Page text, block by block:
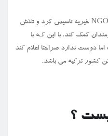
NGO خیریه تاسیس کرد و تلاش
کمک کند، با این کـه با
دوست ندارد صراحتا اعلام کند
کشور ترکیه می باشد.
؟